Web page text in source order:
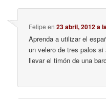
Felipe en23 abril, 2012 a
Aprenda a utilizar el
un velero de tres palos
llevar el timón de una